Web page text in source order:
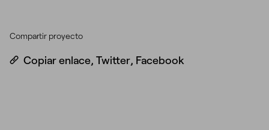
Compartir proyecto
Copiar enlace, Twitter, Facebook